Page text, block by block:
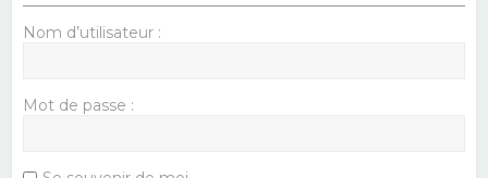
Nom d’utilisateur :
Mot de passe :